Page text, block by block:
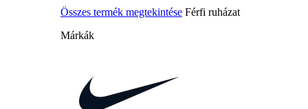
Összes termék megtekintése Férfi ruházat
Márkák